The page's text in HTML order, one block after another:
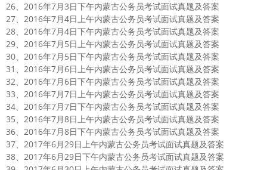
26、2016年7月3日下午内蒙古公务员考试面试真题及答案
27、2016年7月4日上午内蒙古公务员考试面试真题及答案
28、2016年7月4日下午内蒙古公务员考试面试真题及答案
29、2016年7月5日上午内蒙古公务员考试面试真题及答案
30、2016年7月5日下午内蒙古公务员考试面试真题及答案
31、2016年7月6日上午内蒙古公务员考试面试真题及答案
32、2016年7月6日下午内蒙古公务员考试面试真题及答案
33、2016年7月7日上午内蒙古公务员考试面试真题及答案
34、2016年7月7日下午内蒙古公务员考试面试真题及答案
35、2016年7月8日上午内蒙古公务员考试面试真题及答案
36、2016年7月8日下午内蒙古公务员考试面试真题及答案
37、2017年6月29日上午内蒙古公务员考试面试真题及答案
38、2017年6月29日下午内蒙古公务员考试面试真题及答案